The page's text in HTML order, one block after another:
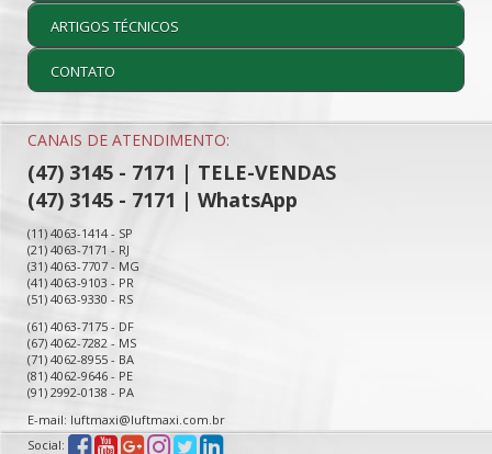
ARTIGOS TÉCNICOS
CONTATO
CANAIS DE ATENDIMENTO:
(47) 3145 - 7171 | TELE-VENDAS
(47) 3145 - 7171 | WhatsApp
(11) 4063-1414 - SP
(21) 4063-7171 - RJ
(31) 4063-7707 - MG
(41) 4063-9103 - PR
(51) 4063-9330 - RS
(61) 4063-7175 - DF
(67) 4062-7282 - MS
(71) 4062-8955 - BA
(81) 4062-9646 - PE
(91) 2992-0138 - PA
E-mail: luftmaxi@luftmaxi.com.br
Social: